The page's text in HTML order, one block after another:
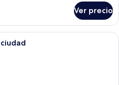
Ver precio
Habitación de hotel con una cama